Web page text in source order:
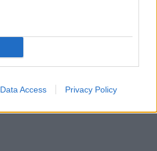
Data Access Privacy Policy